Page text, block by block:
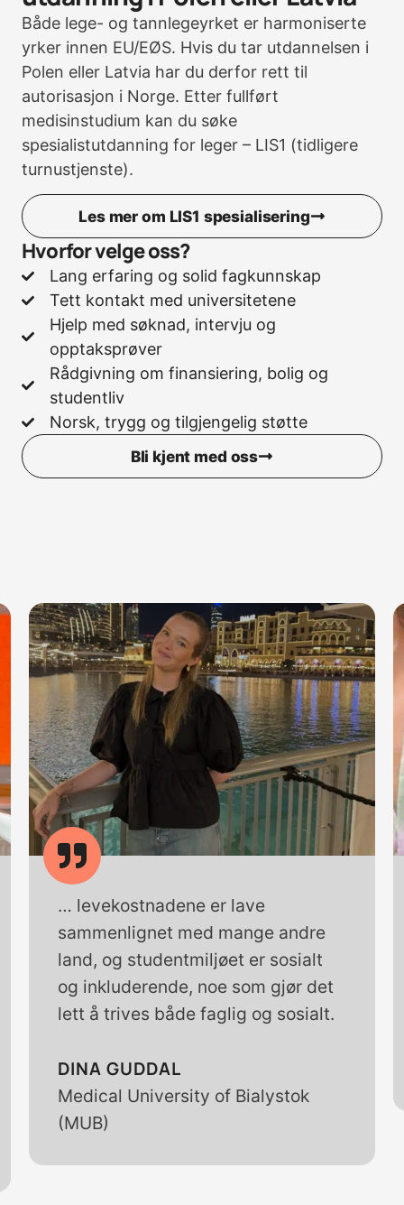
Både lege- og tannlegeyrket er harmoniserte
yrker innen EU/EØS. Hvis du tar utdannelsen i
Polen eller Latvia har du derfor rett til
autorisasjon i Norge. Etter fullført
medisinstudium kan du søke
spesialistutdanning for leger – LIS1 (tidligere
turnustjenste).
Les mer om LIS1 spesialisering
Hvorfor velge oss?
Lang erfaring og solid fagkunnskap
Tett kontakt med universitetene
Hjelp med søknad, intervju og
opptaksprøver
Rådgivning om finansiering, bolig og
studentliv
Norsk, trygg og tilgjengelig støtte
Bli kjent med oss
… levekostnadene er lave
sammenlignet med mange andre
land, og studentmiljøet er sosialt
og inkluderende, noe som gjør det
lett å trives både faglig og sosialt.
DINA GUDDAL
Medical University of Bialystok
(MUB)